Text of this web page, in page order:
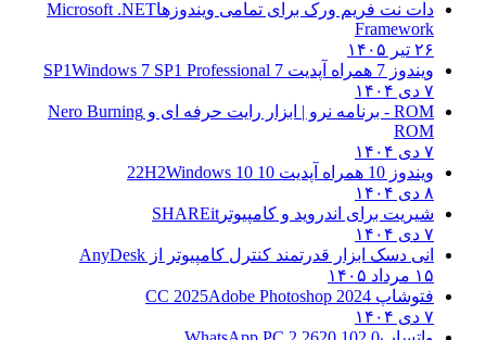
دات نت فریم ورک برای تمامی ویندوزهاMicrosoft .NET
Framework
۲۶ تیر ۱۴۰۵
ویندوز 7 همراه آپدیت 7 SP1
Windows 7 SP1 Professional
۷ دی ۱۴۰۴
ROM - برنامه نرو | ابزار رایت حرفه ای و
Nero Burning
ROM
۷ دی ۱۴۰۴
ویندوز 10 همراه آپدیت 10 22H2
Windows 10
۸ دی ۱۴۰۴
شیریت برای اندروید و کامپیوتر SHAREit
۷ دی ۱۴۰۴
انی دسک ابزار قدرتمند کنترل کامپیوتر از AnyDesk
۱۵ مرداد ۱۴۰۵
فتوشاپ CC 2025 Adobe Photoshop 2024
۷ دی ۱۴۰۴